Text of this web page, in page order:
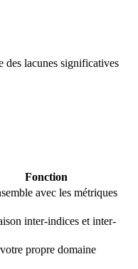
lacunes significatives
Fonction
avec les métriques
inter-indices et inter-
propre domaine